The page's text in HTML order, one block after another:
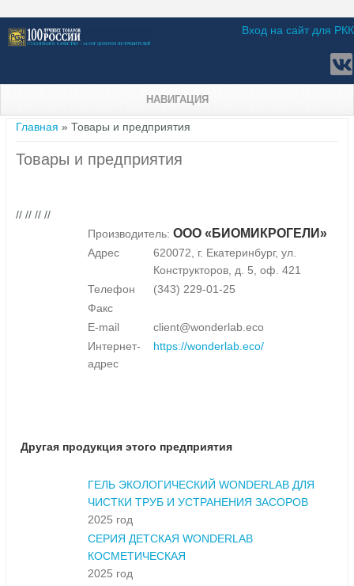
Вход на сайт для РКК
НАВИГАЦИЯ
Вы здесь
Главная » Товары и предприятия
Товары и предприятия
// // // //
Производитель: ООО «БИОМИКРОГЕЛИ»
Адрес
620072, г. Екатеринбург, ул.
Конструкторов, д. 5, оф. 421
Телефон
(343) 229-01-25
Факс
E-mail
client@wonderlab.eco
Интернет-
адрес
https://wonderlab.eco/
Другая продукция этого предприятия
ГЕЛЬ ЭКОЛОГИЧЕСКИЙ WONDERLAB ДЛЯ
ЧИСТКИ ТРУБ И УСТРАНЕНИЯ ЗАСОРОВ
2025 год
СЕРИЯ ДЕТСКАЯ WONDERLAB
КОСМЕТИЧЕСКАЯ
2025 год